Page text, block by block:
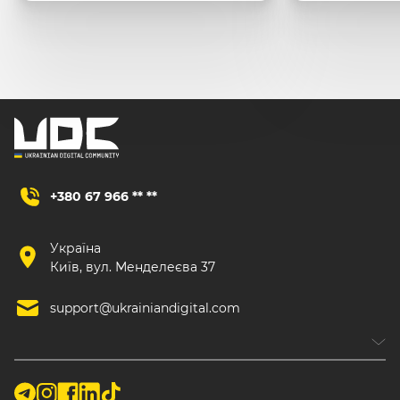
+380 67 966 ** **
Україна
Київ, вул. Менделеєва 37
support@ukrainiandigital.com